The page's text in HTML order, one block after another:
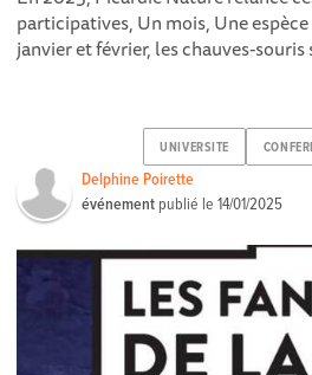
participatives, Un mois, Une
janvier et février, les chauves-souris
UNIVERSITE
Delphine Poirette
événement publié le14/01/2025